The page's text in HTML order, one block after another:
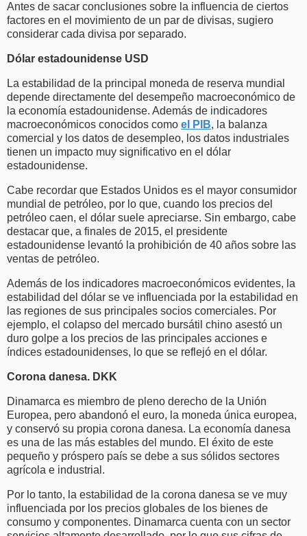
Antes de sacar conclusiones sobre la influencia de ciertos
factores en el movimiento de un par de divisas, sugiero
considerar cada divisa por separado.
Dólar estadounidense USD
La estabilidad de la principal moneda de reserva mundial
depende directamente del desempeño macroeconómico de
la economía estadounidense. Además de indicadores
macroeconómicos conocidos como el PIB, la balanza
comercial y los datos de desempleo, los datos industriales
tienen un impacto muy significativo en el dólar
estadounidense.
Cabe recordar que Estados Unidos es el mayor consumidor
mundial de petróleo, por lo que, cuando los precios del
petróleo caen, el dólar suele apreciarse. Sin embargo, cabe
destacar que, a finales de 2015, el presidente
estadounidense levantó la prohibición de 40 años sobre las
ventas de petróleo.
Además de los indicadores macroeconómicos evidentes, la
estabilidad del dólar se ve influenciada por la estabilidad en
las regiones de sus principales socios comerciales. Por
ejemplo, el colapso del mercado bursátil chino asestó un
duro golpe a los precios de las principales acciones e
índices estadounidenses, lo que se reflejó en el dólar.
Corona danesa. DKK
Dinamarca es miembro de pleno derecho de la Unión
Europea, pero abandonó el euro, la moneda única europea,
y conservó su propia corona danesa. La economía danesa
es una de las más estables del mundo. El éxito de este
pequeño y próspero país se debe a sus sólidos sectores
agrícola e industrial.
Por lo tanto, la estabilidad de la corona danesa se ve muy
influenciada por los precios globales de los bienes de
consumo y componentes. Dinamarca cuenta con un sector